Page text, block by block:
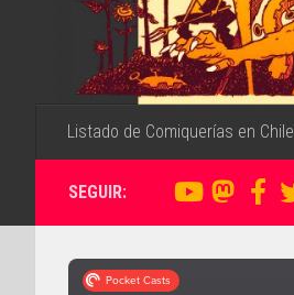
Listado de Comiquerías en Chile
SEGUIR: